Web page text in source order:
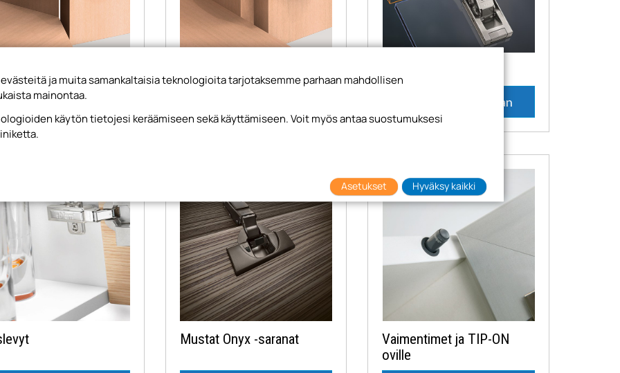
Tutustu valikoimaan Tutustu valikoimaan
Mustat Onyx -saranat
Vaimentimet ja TIP-ON
oville
ja muita samankaltaisia teknologioita tarjotaksemme parhaan mahdollisen
mainontaa.
käytön tietojesi keräämiseen sekä käyttämiseen. Voit myös antaa suostumuksesi
Asetukset Hyväksy kaikki